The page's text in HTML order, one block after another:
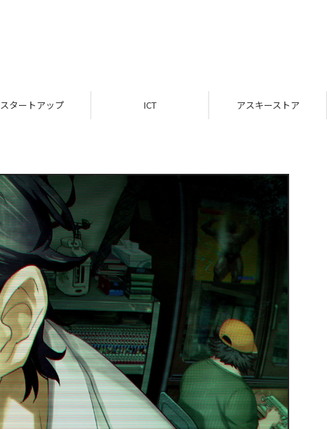
スタートアップ ICT アスキーストア